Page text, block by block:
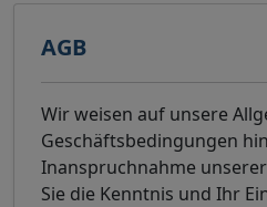
AGB
Wir weisen auf unsere
Geschäftsbedingungen
Inanspruchnahme
Sie die Kenntnis und Ihr